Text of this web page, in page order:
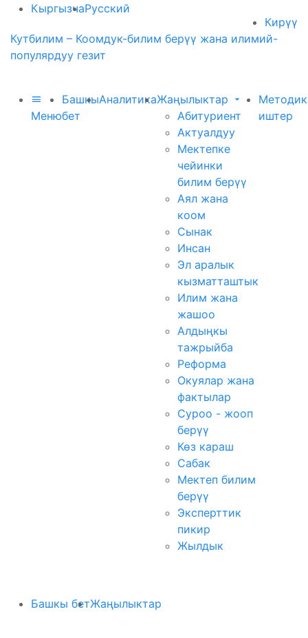
КыргызчаРусский
Кирүү
Кутбилим – Коомдук-билим берүү жана илимий-
популярдуу гезит
Меню
Башкы
бет
АналитикаЖаңылыктар
Абитуриент
Актуалдуу
Мектепке
чейинки
билим берүү
Аял жана
коом
Сынак
Инсан
Эл аралык
кызматташтык
Илим жана
жашоо
Алдыңкы
тажрыйба
Реформа
Окуялар жана
фактылар
Суроо - жооп
берүү
Көз караш
Сабак
Мектеп билим
берүү
Эксперттик
пикир
Жылдык
иштер
Башкы бетЖаңылыктар